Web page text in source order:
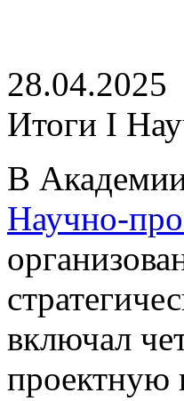
28.04.2025
Итоги I
В
Научно-
включал
проектную